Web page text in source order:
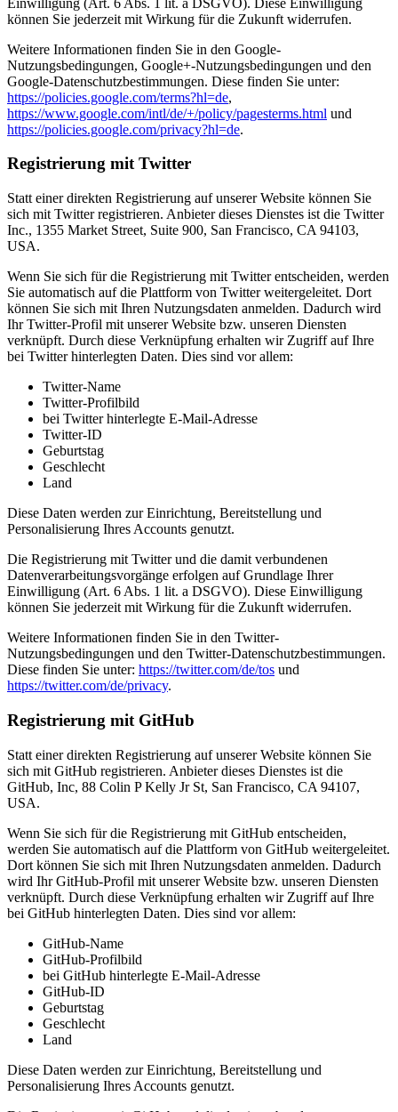
können Sie jederzeit mit Wirkung für die Zukunft widerrufen.
Weitere Informationen finden Sie in den Google-
Nutzungsbedingungen, Google+-Nutzungsbedingungen und den
Google-Datenschutzbestimmungen. Diese finden Sie unter:
https://policies.google.com/terms?hl=de,
https://www.google.com/intl/de/+/policy/pagesterms.html und
https://policies.google.com/privacy?hl=de.
Registrierung mit Twitter
Statt einer direkten Registrierung auf unserer Website können Sie
sich mit Twitter registrieren. Anbieter dieses Dienstes ist die Twitter
Inc., 1355 Market Street, Suite 900, San Francisco, CA 94103,
USA.
Wenn Sie sich für die Registrierung mit Twitter entscheiden, werden
Sie automatisch auf die Plattform von Twitter weitergeleitet. Dort
können Sie sich mit Ihren Nutzungsdaten anmelden. Dadurch wird
Ihr Twitter-Profil mit unserer Website bzw. unseren Diensten
verknüpft. Durch diese Verknüpfung erhalten wir Zugriff auf Ihre
bei Twitter hinterlegten Daten. Dies sind vor allem:
Twitter-Name
Twitter-Profilbild
bei Twitter hinterlegte E-Mail-Adresse
Twitter-ID
Geburtstag
Geschlecht
Land
Diese Daten werden zur Einrichtung, Bereitstellung und
Personalisierung Ihres Accounts genutzt.
Die Registrierung mit Twitter und die damit verbundenen
Datenverarbeitungsvorgänge erfolgen auf Grundlage Ihrer
Einwilligung (Art. 6 Abs. 1 lit. a DSGVO). Diese Einwilligung
können Sie jederzeit mit Wirkung für die Zukunft widerrufen.
Weitere Informationen finden Sie in den Twitter-
Nutzungsbedingungen und den Twitter-Datenschutzbestimmungen.
Diese finden Sie unter: https://twitter.com/de/tos und
https://twitter.com/de/privacy.
Registrierung mit GitHub
Statt einer direkten Registrierung auf unserer Website können Sie
sich mit GitHub registrieren. Anbieter dieses Dienstes ist die
GitHub, Inc, 88 Colin P Kelly Jr St, San Francisco, CA 94107,
USA.
Wenn Sie sich für die Registrierung mit GitHub entscheiden,
werden Sie automatisch auf die Plattform von GitHub weitergeleitet.
Dort können Sie sich mit Ihren Nutzungsdaten anmelden. Dadurch
wird Ihr GitHub-Profil mit unserer Website bzw. unseren Diensten
verknüpft. Durch diese Verknüpfung erhalten wir Zugriff auf Ihre
bei GitHub hinterlegten Daten. Dies sind vor allem:
GitHub-Name
GitHub-Profilbild
bei GitHub hinterlegte E-Mail-Adresse
GitHub-ID
Geburtstag
Geschlecht
Land
Diese Daten werden zur Einrichtung, Bereitstellung und
Personalisierung Ihres Accounts genutzt.